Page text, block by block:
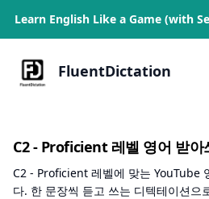
Learn English Like a Game (with
FluentDictation
C2 - Proficient 레벨 영어 받아
C2 - Proficient 레벨에 맞는 YouTube
다. 한 문장씩 듣고 쓰는 디텍테이션으